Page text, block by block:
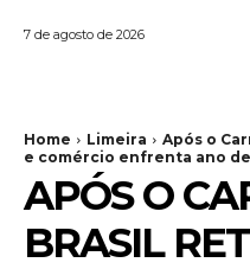
7 de agosto de 2026